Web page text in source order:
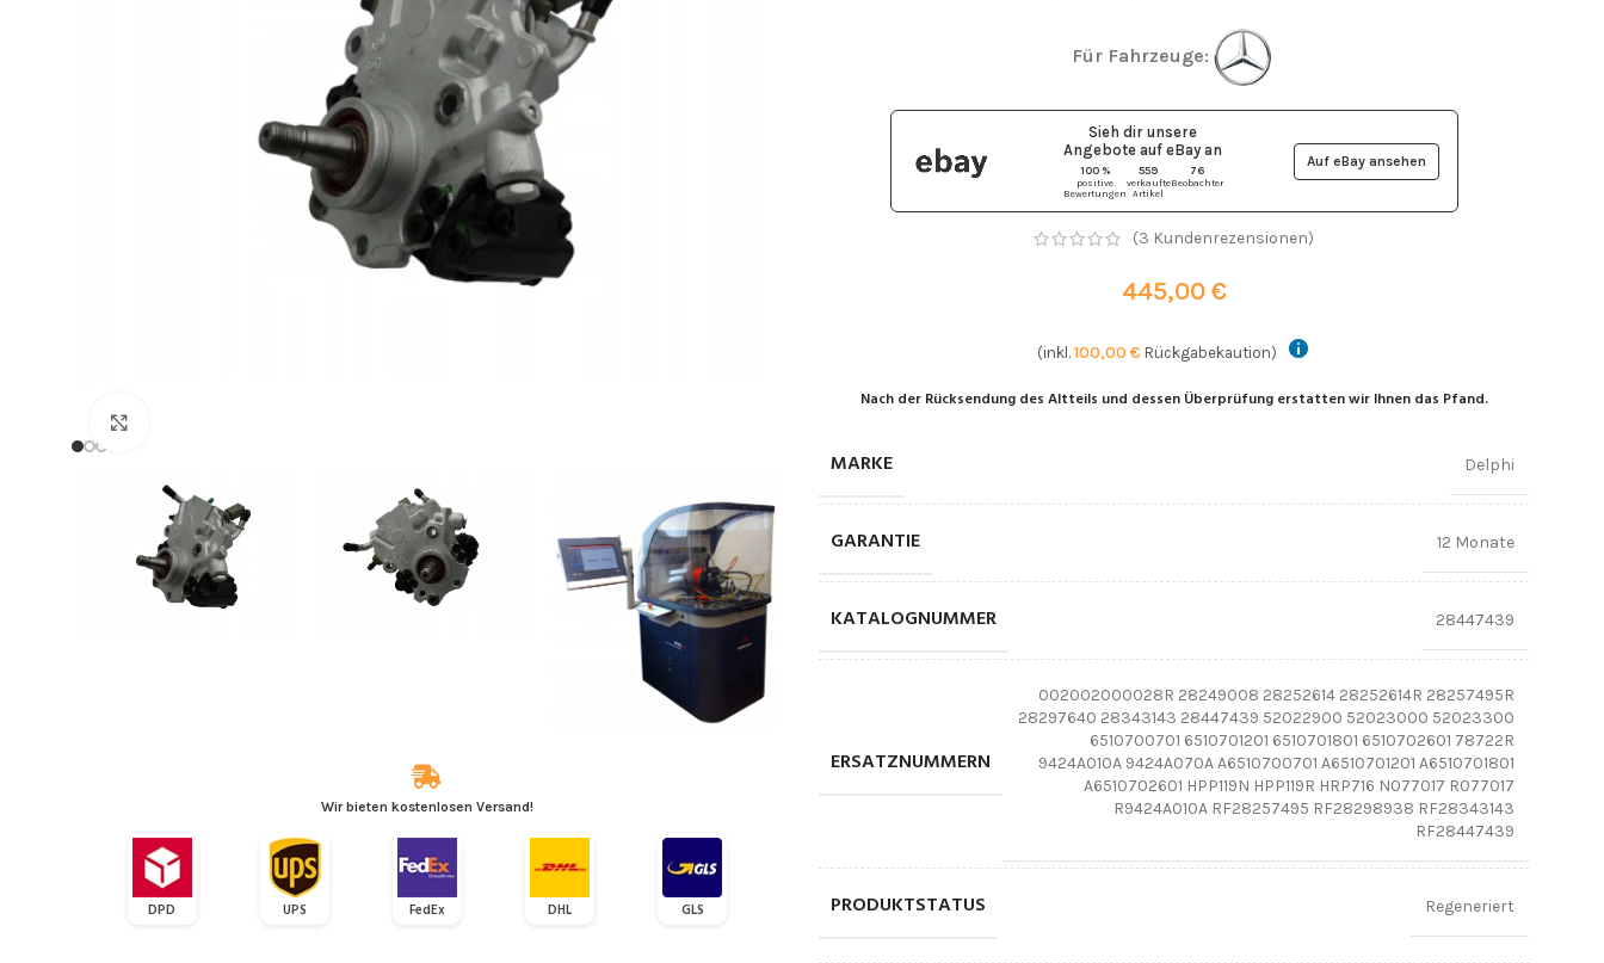
Wir bieten kostenlosen Versand!
DPD UPS FedEx DHL GLS
Für Fahrzeuge:
Sieh dir unsere
Angebote auf eBay an
100 %
positive
Bewertungen
559
verkaufte
Artikel
76
Beobachter
Auf eBay ansehen
(3 Kundenrezensionen)
445,00 €
(inkl.100,00€ Rückgabekaution)
Nach der Rücksendung des Altteils und dessen Überprüfung erstatten wir Ihnen das Pfand.
MARKE Delphi
GARANTIE 12 Monate
KATALOGNUMMER 28447439
ERSATZNUMMERN
002002000028R 28249008 28252614 28252614R 28257495R
28297640 28343143 28447439 52022900 52023000 52023300
6510700701 6510701201 6510701801 6510702601 78722R
9424A010A 9424A070A A6510700701 A6510701201 A6510701801
A6510702601 HPP119N HPP119R HRP716 N077017 R077017
R9424A010A RF28257495 RF28298938 RF28343143
RF28447439
PRODUKTSTATUS Regeneriert